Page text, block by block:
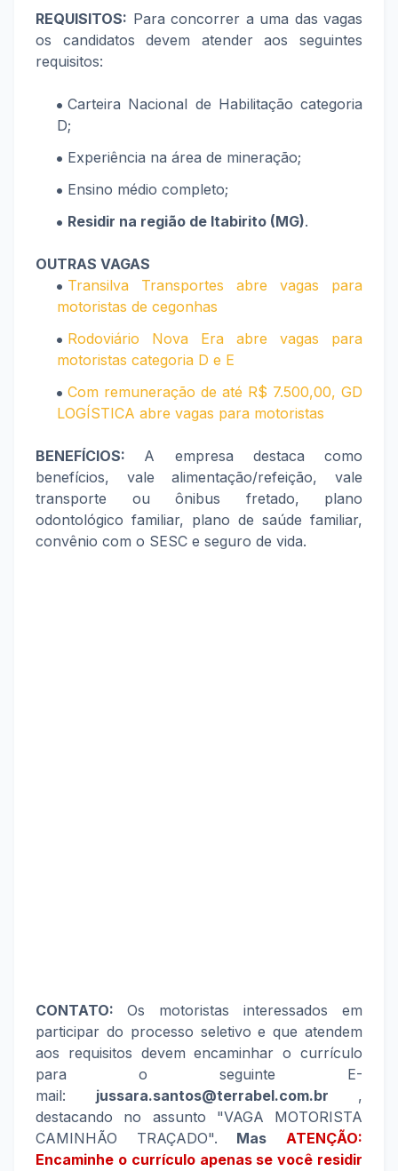
REQUISITOS: Para concorrer a uma das vagas
os candidatos devem atender aos seguintes
requisitos:
Carteira Nacional de Habilitação categoria
D;
Experiência na área de mineração;
Ensino médio completo;
Residir na região de Itabirito (MG).
OUTRAS VAGAS
Transilva Transportes abre vagas para
motoristas de cegonhas
Rodoviário Nova Era abre vagas para
motoristas categoria D e E
Com remuneração de até R$ 7.500,00, GD
LOGÍSTICA abre vagas para motoristas
BENEFÍCIOS: A empresa destaca como
benefícios, vale alimentação/refeição, vale
transporte ou ônibus fretado, plano
odontológico familiar, plano de saúde familiar,
convênio com o SESC e seguro de vida.
CONTATO: Os motoristas interessados em
participar do processo seletivo e que atendem
aos requisitos devem encaminhar o currículo
para o seguinte E-
mail: jussara.santos@terrabel.com.br ,
destacando no assunto "VAGA MOTORISTA
CAMINHÃO TRAÇADO". Mas
ATENÇÃO:
Encaminhe o currículo apenas se você residir